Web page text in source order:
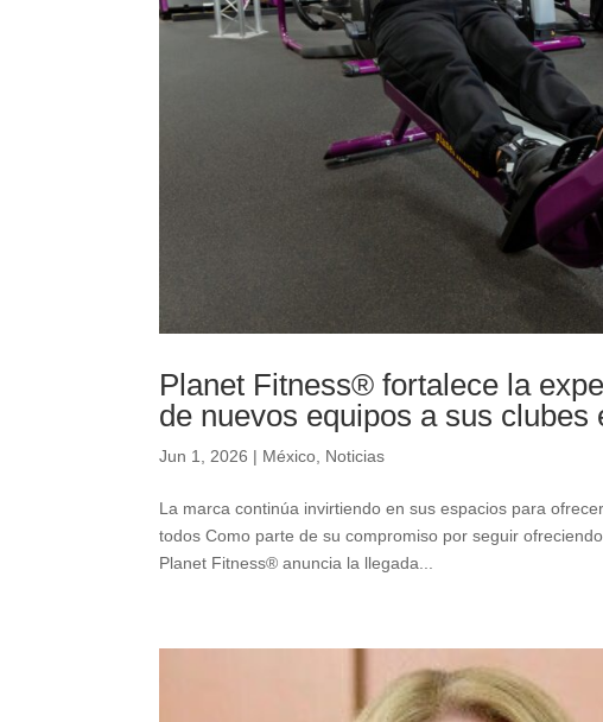
Planet Fitness® fortalece la
de nuevos equipos a sus clubes
Jun 1, 2026 | México, Noticias
La marca continúa invirtiendo en sus espacios para
todos Como parte de su compromiso por seguir
Planet Fitness® anuncia la llegada...